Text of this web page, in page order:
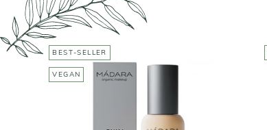
BEST-SELLER
VEGAN MÁDARA
36,95€